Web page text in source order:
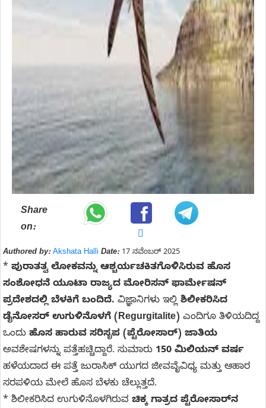
Share
on:
Authored by: Akshata Halli Date:17 ನವೆಂಬರ್ 2025
* ಪುರಾತತ್ವ ಲೋಕವನ್ನು ಆಶ್ಚರ್ಯಚಕಿತಗೊಳಿಸಿರುವ ಹೊಸ
ಸಂಶೋಧನೆ ಯೂಟಾ ರಾಜ್ಯದ ಮೋರಿಸನ್ ಫಾರ್ಮೇಷನ್
ಪ್ರದೇಶದಲ್ಲಿ ಬೆಳಕಿಗೆ ಬಂದಿದೆ. ವಿಜ್ಞಾನಿಗಳು ಇಲ್ಲಿಶಿಲೀಕರಿಸಿದ
ಡೈನೋಸರ್ ಉಗುಳಿನೊಳಗೆ (Regurgitalite) ಎಂದಿಗೂ ತಿಳಿಯದಿದ್ದ
ಒಂದು ಹೊಸ ಹಾರುವ ಸರಿಸೃಪ (ಪ್ಟೆರೋಸಾರ್) ಜಾತಿಯ
ಅವಶೇಷಗಳನ್ನು ಪತ್ತೆಹಚ್ಚಿದ್ದಾರೆ. ಸುಮಾರು 150 ಮಿಲಿಯನ್ ವರ್ಷ
ಹಳೆಯದಾದ ಈ ಪತ್ತೆ ಜುರಾಸಿಕ್ ಯುಗದ ಜೀವವೈವಿಧ್ಯ ಮತ್ತು ಆಹಾರ
ಸರಪಳಿಯ ಮೇಲೆ ಹೊಸ ಬೆಳಕು ಚೆಲ್ಲುತ್ತದೆ.
* ಶಿಲೀಕರಿಸಿದ ಉಗುಳಿನೊಳಗಿರುವ ಚಿಕ್ಕ ಗಾತ್ರದ ಪ್ಟೆರೋಸಾರ್‌ನ